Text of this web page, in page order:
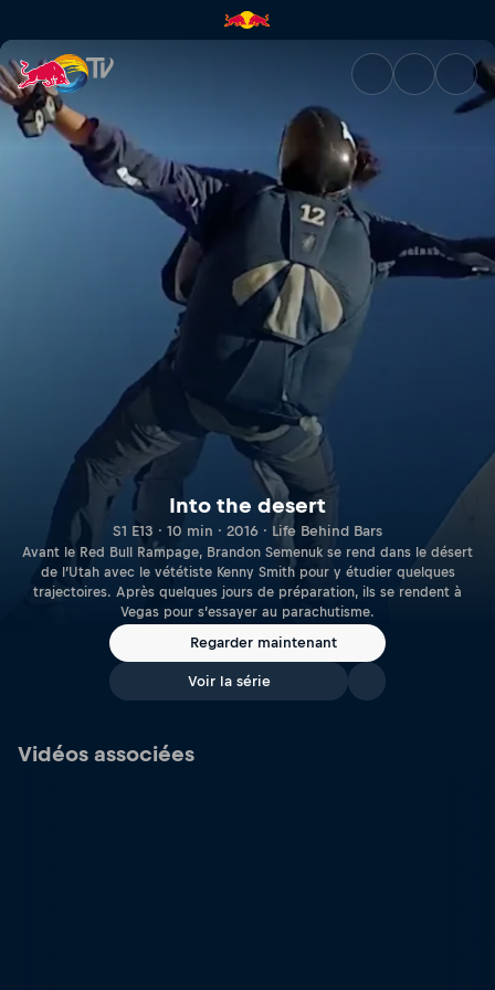
Into the desert | Red Bull TV
Into the desert
S1 E13 · 10 min · 2016 · Life Behind Bars
Avant le Red Bull Rampage, Brandon Semenuk se rend dans le désert
de l’Utah avec le vététiste Kenny Smith pour y étudier quelques
trajectoires. Après quelques jours de préparation, ils se rendent à
Vegas pour s’essayer au parachutisme.
Regarder maintenant
Voir la série
Vidéos associées